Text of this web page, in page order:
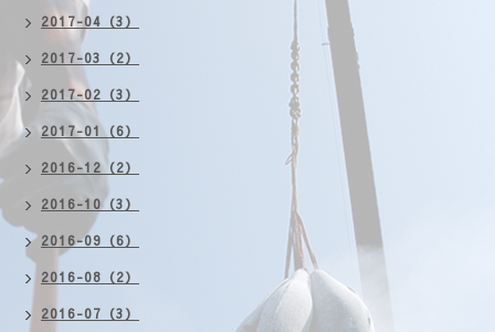
2017-04（3）
2017-03（2）
2017-02（3）
2017-01（6）
2016-12（2）
2016-10（3）
2016-09（6）
2016-08（2）
2016-07（3）